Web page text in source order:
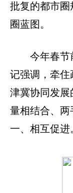
批复的都市
圈蓝图。
今年春节
记强调，牵
津冀协同发展
量相结合、
一、相互促进